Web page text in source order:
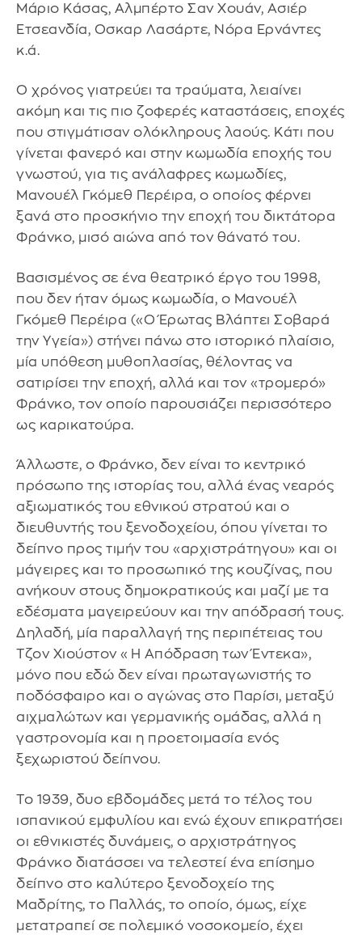
Μάριο Κάσας, Αλμπέρτο Σαν Χουάν, Ασιέρ
Ετσεανδία, Οσκαρ Λασάρτε, Νόρα Ερνάντες
κ.ά.
Ο χρόνος γιατρεύει τα τραύματα, λειαίνει
ακόμη και τις πιο ζοφερές καταστάσεις, εποχές
που στιγμάτισαν ολόκληρους λαούς. Κάτι που
γίνεται φανερό και στην κωμωδία εποχής του
γνωστού, για τις ανάλαφρες κωμωδίες,
Μανουέλ Γκόμεθ Περέιρα, ο οποίος φέρνει
ξανά στο προσκήνιο την εποχή του δικτάτορα
Φράνκο, μισό αιώνα από τον θάνατό του.
Βασισμένος σε ένα θεατρικό έργο του 1998,
που δεν ήταν όμως κωμωδία, ο Μανουέλ
Γκόμεθ Περέιρα («Ο Έρωτας Βλάπτει Σοβαρά
την Υγεία») στήνει πάνω στο ιστορικό πλαίσιο,
μία υπόθεση μυθοπλασίας, θέλοντας να
σατιρίσει την εποχή, αλλά και τον «τρομερό»
Φράνκο, τον οποίο παρουσιάζει περισσότερο
ως καρικατούρα.
Άλλωστε, ο Φράνκο, δεν είναι το κεντρικό
πρόσωπο της ιστορίας του, αλλά ένας νεαρός
αξιωματικός του εθνικού στρατού και ο
διευθυντής του ξενοδοχείου, όπου γίνεται το
δείπνο προς τιμήν του «αρχιστράτηγου» και οι
μάγειρες και το προσωπικό της κουζίνας, που
ανήκουν στους δημοκρατικούς και μαζί με τα
εδέσματα μαγειρεύουν και την απόδρασή τους.
Δηλαδή, μία παραλλαγή της περιπέτειας του
Τζον Χιούστον «Η Απόδραση των Έντεκα»,
μόνο που εδώ δεν είναι πρωταγωνιστής το
ποδόσφαιρο και ο αγώνας στο Παρίσι, μεταξύ
αιχμαλώτων και γερμανικής ομάδας, αλλά η
γαστρονομία και η προετοιμασία ενός
ξεχωριστού δείπνου.
Το 1939, δυο εβδομάδες μετά το τέλος του
ισπανικού εμφυλίου και ενώ έχουν επικρατήσει
οι εθνικιστές δυνάμεις, ο αρχιστράτηγος
Φράνκο διατάσσει να τελεστεί ένα επίσημο
δείπνο στο καλύτερο ξενοδοχείο της
Μαδρίτης, το Παλλάς, το οποίο, όμως, είχε
μετατραπεί σε πολεμικό νοσοκομείο, έχει